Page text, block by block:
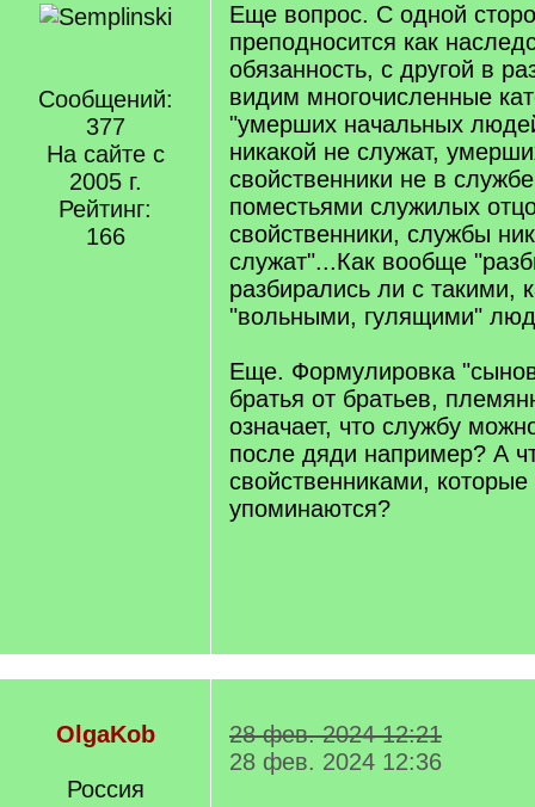
Сообщений:
377
На сайте с
2005 г.
Рейтинг:
166
Еще вопрос. С одной
преподносится как
обязанность, с другой в
видим многочисленные
"умерших начальных
никакой не служат,
свойственники не в
поместьями служилых
свойственники, службы
служат"...Как вообще
разбирались ли с такими,
"вольными, гулящими"
Еще. Формулировка
братья от братьев,
означает, что службу
после дяди например? А
свойственниками, которые
упоминаются?
OlgaKob
Россия
28 фев. 2024 12:21
28 фев. 2024 12:36